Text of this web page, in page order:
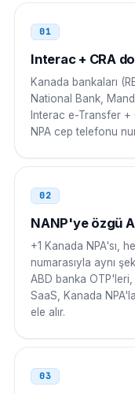
Hollanda
00 1 NPA NXX XXXX
Filipinler
00 1 NPA NXX XXXX
Pakistan
Bangladeş
00 1 NPA NXX XXXX
Nijerya
009 1 NPA NXX XXXX
Güney Afrika
00 1 NPA NXX XXXX
01
Interac + CRA
Kanada bankaları
National Bank,
Interac e-Transfer +
NPA cep telefonu
02
NANP'ye özgü
+1 Kanada NPA'sı,
numarasıyla aynı
ABD banka
SaaS, Kanada
ele alır.
03